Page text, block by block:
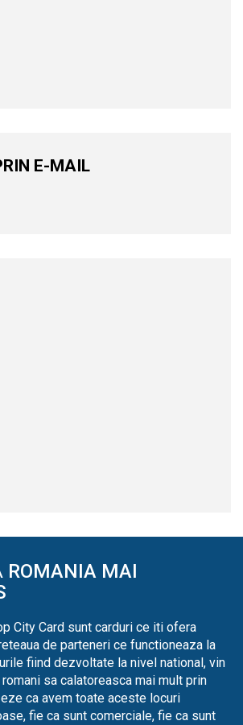
E-MAIL
ROMANIA MAI
City Card sunt carduri ce iti ofera
de parteneri ce functioneaza la
fiind dezvoltate la nivel national, vin
sa calatoreasca mai mult prin
ca avem toate aceste locuri
fie ca sunt comerciale, fie ca sunt